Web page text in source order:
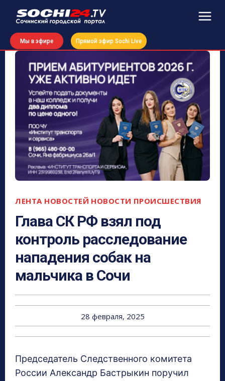
Мы в эфире Прямой эфир Sochi Live
ЛЕНТА НОВОСТЕЙ НОВОСТИ ПРОИСШЕСТВИЯ
Глава СК РФ взял под
контроль расследование
нападения собак на
мальчика в Сочи
28 февраля, 2025
Председатель Следственного комитета
России Александр Бастрыкин поручил